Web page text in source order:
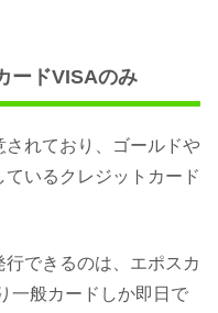
ードVISAのみ
れており、ゴールドや
いるクレジットカード
できるのは、エポスカ
一般カードしか即日で